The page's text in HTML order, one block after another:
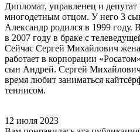
Дипломат, управленец и депутат
многодетным отцом. У него 3
Александр родился в 1999
в 2007 году в браке с
Сейчас Сергей Михайлович
работает в корпорации
сын Андрей. Сергей
время любит заниматься
теннисом.
12 июля 2023